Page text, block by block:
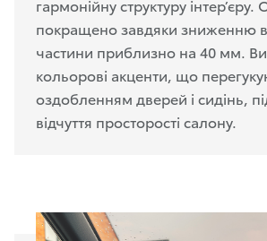
гармонійну структуру інтер’єру.
покращено завдяки зниженню
частини приблизно на 40 мм.
кольорові акценти, що
оздобленням дверей і сидінь,
відчуття просторості салону.